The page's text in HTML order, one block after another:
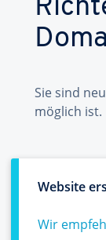
Sie sind
möglich ist.
Website
Wir